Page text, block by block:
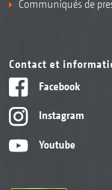
Communiqués de
Contact et
Facebook
Instagram
Youtube